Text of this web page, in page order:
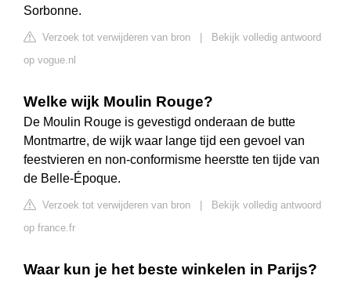
Sorbonne.
Verzoek tot verwijderen van bron
Bekijk volledig antwoord
op vogue.nl
Welke wijk Moulin Rouge?
De Moulin Rouge is gevestigd onderaan de butte
Montmartre, de wijk waar lange tijd een gevoel van
feestvieren en non-conformisme heerstte ten tijde van
de Belle-Époque.
Verzoek tot verwijderen van bron
Bekijk volledig antwoord
op france.fr
Waar kun je het beste winkelen in Parijs?